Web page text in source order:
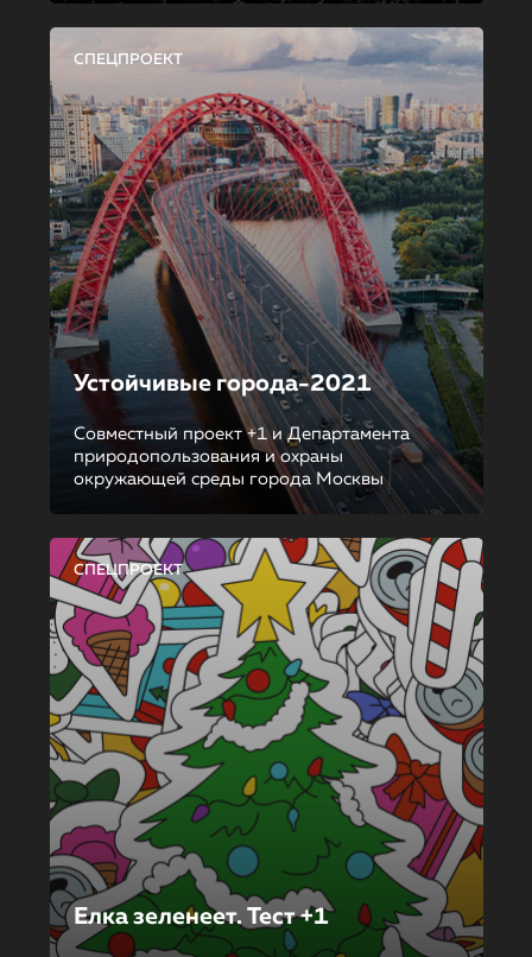
СПЕЦПРОЕКТ
Устойчивые города-2021
Совместный проект +1 и Департамента
природопользования и охраны
окружающей среды города Москвы
СПЕЦПРОЕКТ
Елка зеленеет. Тест +1